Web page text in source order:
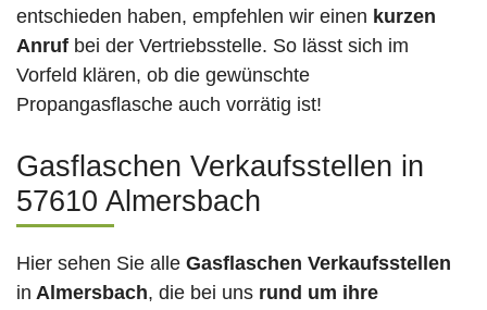
entschieden haben, empfehlen wir einen kurzen
Anruf bei der Vertriebsstelle. So lässt sich im
Vorfeld klären, ob die gewünschte
Propangasflasche auch vorrätig ist!
Gasflaschen Verkaufsstellen in
57610 Almersbach
Hier sehen Sie alle Gasflaschen Verkaufsstellen
in Almersbach, die bei uns rund um ihre